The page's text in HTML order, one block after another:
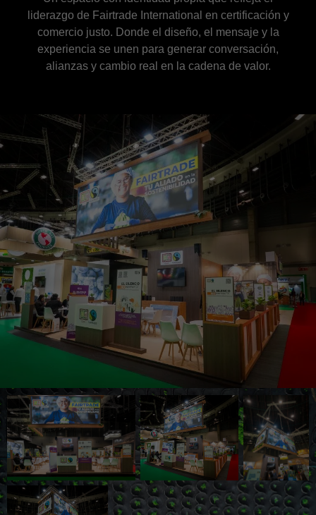
liderazgo de Fairtrade International en certificación y
comercio justo. Donde el diseño, el mensaje y la
experiencia se unen para generar conversación,
alianzas y cambio real en la cadena de valor.